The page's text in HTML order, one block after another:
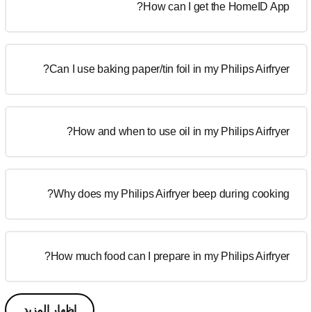
How can I get the HomeID App?
Can I use baking paper/tin foil in my Philips Airfryer?
How and when to use oil in my Philips Airfryer?
Why does my Philips Airfryer beep during cooking?
How much food can I prepare in my Philips Airfryer?
إظهار المزيد